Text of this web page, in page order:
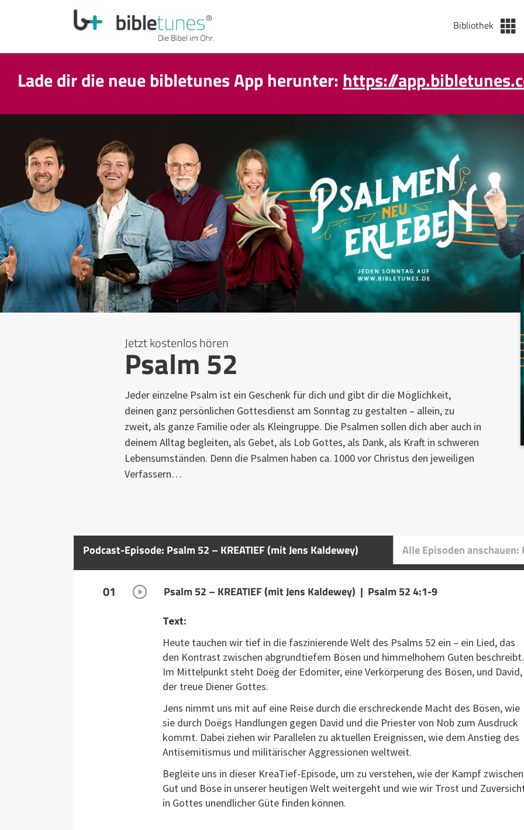
Bibliothek
Lade dir die neue bibletunes App herunter: https://
Jetzt kostenlos hören
Psalm 52
Jeder einzelne Psalm ist ein Geschenk für dich und gibt dir die Möglichkeit,
deinen ganz persönlichen Gottesdienst am Sonntag zu gestalten – allein, zu
zweit, als ganze Familie oder als Kleingruppe. Die Psalmen sollen dich aber auch in
deinem Alltag begleiten, als Gebet, als Lob Gottes, als Dank, als Kraft in schweren
Lebensumständen. Denn die Psalmen haben ca. 1000 vor Christus den jeweiligen
Verfassern…
Podcast-Episode: Psalm 52 – KREATIEF (mit Jens Kaldewey) Alle Episoden anschauen:
01 Psalm 52 – KREATIEF (mit Jens Kaldewey) | Psalm 52 4:1-9
Text:
Heute tauchen wir tief in die faszinierende Welt des Psalms 52 ein – ein Lied, das
den Kontrast zwischen abgrundtiefem Bösen und himmelhohem Guten beschreibt.
Im Mittelpunkt steht Doëg der Edomiter, eine Verkörperung des Bösen, und David,
der treue Diener Gottes.
Jens nimmt uns mit auf eine Reise durch die erschreckende Macht des Bösen, wie
sie durch Doëgs Handlungen gegen David und die Priester von Nob zum Ausdruck
kommt. Dabei ziehen wir Parallelen zu aktuellen Ereignissen, wie dem Anstieg des
Antisemitismus und militärischer Aggressionen weltweit.
Begleite uns in dieser KreaTief-Episode, um zu verstehen, wie der Kampf zwischen
Gut und Böse in unserer heutigen Welt weitergeht und wie wir Trost und
in Gottes unendlicher Güte finden können.